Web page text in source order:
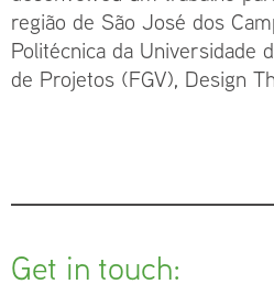
região de São José dos
Politécnica da Universidade
de Projetos (FGV), Design
Get in touch: